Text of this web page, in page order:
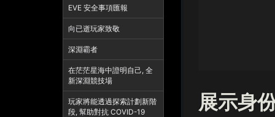
EVE 安全事項匯報
向已逝玩家致敬
深淵霸者
在茫茫星海中證明自己, 全
新深淵競技場
玩家將能透過探索計劃新階
段, 幫助對抗 COVID-19
展示身